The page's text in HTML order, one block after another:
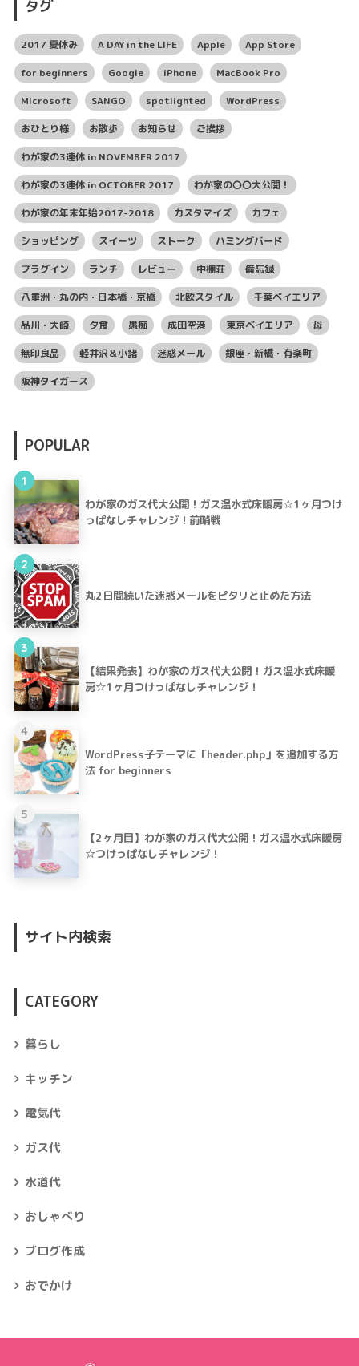
タグ
2017 夏休み A DAY in the LIFE Apple App Store
for beginners Google iPhone MacBook Pro
Microsoft SANGO spotlighted WordPress
おひとり様 お散歩 お知らせ ご挨拶
わが家の3連休 in NOVEMBER 2017
わが家の3連休 in OCTOBER 2017 わが家の〇〇大公開！
わが家の年末年始2017-2018 カスタマイズ カフェ
ショッピング スイーツ ストーク ハミングバード
プラグイン ランチ レビュー 中棚荘 備忘録
八重洲・丸の内・日本橋・京橋 北欧スタイル 千葉ベイエリア
品川・大崎 夕食 愚痴 成田空港 東京ベイエリア 母
無印良品 軽井沢＆小諸 迷惑メール 銀座・新橋・有楽町
阪神タイガース
POPULAR
1
わが家のガス代大公開！ガス温水式床暖房☆1ヶ月つけ
っぱなしチャレンジ！前哨戦
2
丸2日間続いた迷惑メールをピタリと止めた方法
3
【結果発表】わが家のガス代大公開！ガス温水式床暖
房☆1ヶ月つけっぱなしチャレンジ！
4
WordPress子テーマに「header.php」を追加する方
法 for beginners
5
【2ヶ月目】わが家のガス代大公開！ガス温水式床暖房
☆つけっぱなしチャレンジ！
サイト内検索
CATEGORY
暮らし
キッチン
電気代
ガス代
水道代
おしゃべり
ブログ作成
おでかけ